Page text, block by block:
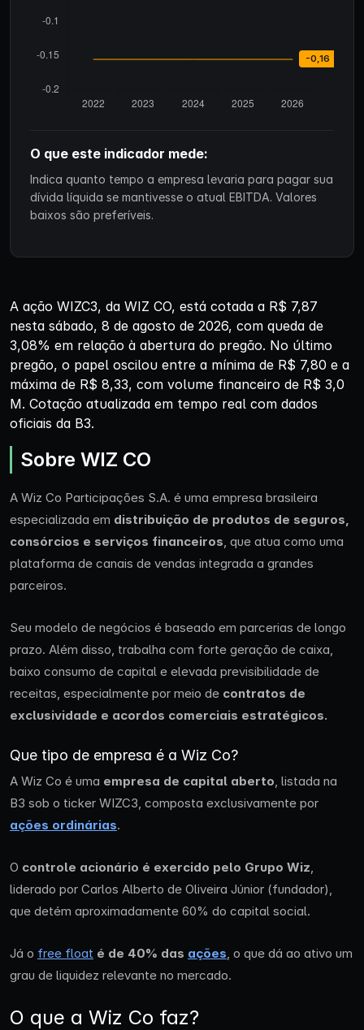
O que este indicador mede:
Indica quanto tempo a empresa levaria para pagar sua
dívida líquida se mantivesse o atual EBITDA. Valores
baixos são preferíveis.
A ação WIZC3, da WIZ CO, está cotada a R$ 7,87
nesta sábado, 8 de agosto de 2026, com queda de
3,08% em relação à abertura do pregão. No último
pregão, o papel oscilou entre a mínima de R$ 7,80 e a
máxima de R$ 8,33, com volume financeiro de R$ 3,0
M. Cotação atualizada em tempo real com dados
oficiais da B3.
Sobre WIZ CO
A Wiz Co Participações S.A. é uma empresa brasileira
especializada em distribuição de produtos de seguros,
consórcios e serviços financeiros , que atua como uma
plataforma de canais de vendas integrada a grandes
parceiros.
Seu modelo de negócios é baseado em parcerias de longo
prazo. Além disso, trabalha com forte geração de caixa,
baixo consumo de capital e elevada previsibilidade de
receitas, especialmente por meio de contratos de
exclusividade e acordos comerciais estratégicos.
Que tipo de empresa é a Wiz Co?
A Wiz Co é uma empresa de capital aberto , listada na
B3 sob o ticker WIZC3, composta exclusivamente por
ações ordinárias.
O controle acionário é exercido pelo Grupo Wiz
liderado por Carlos Alberto de Oliveira Júnior (fundador),
que detém aproximadamente 60% do capital social.
Já o free float é de 40% das ações , o que dá ao ativo um
grau de liquidez relevante no mercado.
O que a Wiz Co faz?